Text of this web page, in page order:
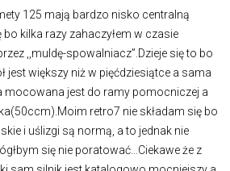
125 mają bardzo nisko centralną
kilka razy zahaczyłem w czasie
,,muldę-spowalniacz”.Dzieje się to bo
jest większy niż w pięćdziesiątce a sama
mocowana jest do ramy pomocniczej a
retro7 nie składam się bo
i uślizgi są normą, a to jednak nie
się nie poratować…Ciekawe że z